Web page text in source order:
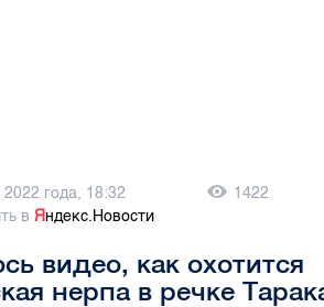
года, 18:32 1422
вЯндекс.Новости
видео, как охотится
нерпа в речке